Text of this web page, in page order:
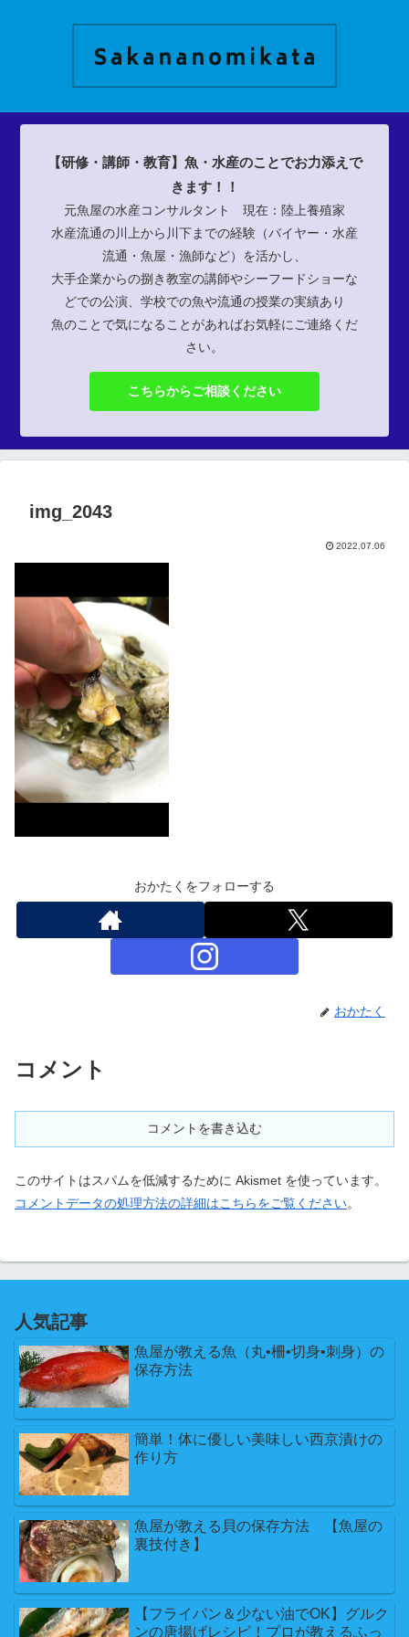
【研修・講師・教育】魚・水産のことでお力添えで
きます！！
元魚屋の水産コンサルタント 現在：陸上養殖家
水産流通の川上から川下までの経験（バイヤー・水産
流通・魚屋・漁師など）を活かし、
大手企業からの捌き教室の講師やシーフードショーな
どでの公演、学校での魚や流通の授業の実績あり
魚のことで気になることがあればお気軽にご連絡くだ
さい。
こちらからご相談ください
img_2043
2022.07.06
おかたくをフォローする
おかたく
コメント
コメントを書き込む
このサイトはスパムを低減するために Akismet を使っています。
コメントデータの処理方法の詳細はこちらをご覧ください。
人気記事
魚屋が教える魚（丸•柵•切身•刺身）の
保存方法
簡単！体に優しい美味しい西京漬けの
作り方
魚屋が教える貝の保存方法 【魚屋の
裏技付き】
【フライパン＆少ない油でOK】グルク
ンの唐揚げレシピ！プロが教えるふっ